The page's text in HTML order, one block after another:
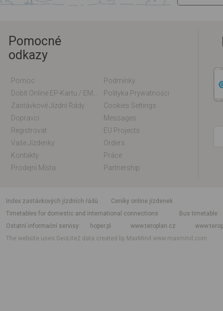
Pomocné
odkazy
Pomoc
Podmínky
Polityka Prywatności
Zastávkové Jízdní Řády
Cookies Settings
Dopravci
Messages
Registrovat
EU Projects
Vaše Jízdenky
Orders
Kontakty
Práce
Prodejní Místa
Partnership
index zastávkových jízdních řádů
Ceníky online jízdenek
Timetables for domestic and international connections
Bus timetable
Ostatní informační servisy
hoper.pl www.teroplan.cz
The website uses GeoLite2 data created by MaxMindwww.maxmind.com